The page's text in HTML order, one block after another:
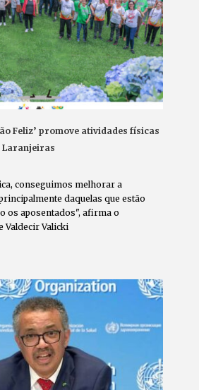
Feliz’ promove atividades físicas
Laranjeiras
conseguimos melhorar a
daquelas que estão
os aposentados", afirma o
Valdecir Valicki